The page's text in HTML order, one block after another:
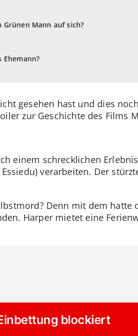
Grünen Mann auf sich?
gesehen hast und dies
zur Geschichte des Films
einem schrecklichen
verarbeiten. Der
Denn mit dem hatte
Harper mietet eine